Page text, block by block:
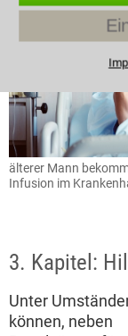
Welche
Sozialhilfe
älterer Mann
Infusion im
3. Kapitel:
Unter
können, neben